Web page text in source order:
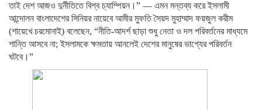
তাই দেশ আজও দুর্নীতিতে বিশ্ব চ্যাম্পিয়ন।” — এমন মন্তব্য করে ইসলামী
আন্দোলন বাংলাদেশের সিনিয়র নায়েবে আমীর মুফতি সৈয়দ মুহাম্মাদ ফয়জুল করীম
(শায়েখে চরমোনাই) বলেছেন, “নীতি-আদর্শ ছাড়া শুধু নেতা ও দল পরিবর্তনের মাধ্যমে
শান্তি আসবে না; ইসলামকে ক্ষমতায় আনলেই দেশের মানুষের ভাগ্যের পরিবর্তন
ঘটবে।”